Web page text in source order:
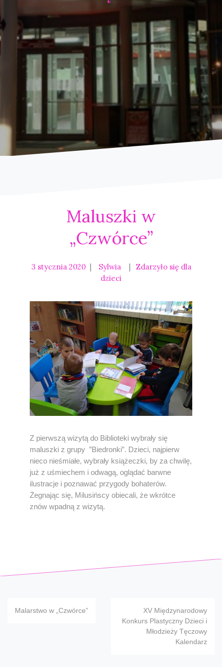
Maluszki w
„Czwórce”
3 stycznia 2020 Sylwia
Zdarzyło się dla
dzieci
Z pierwszą wizytą do Biblioteki wybrały się
maluszki z grupy ”Biedronki”. Dzieci, najpierw
nieco nieśmiałe, wybrały książeczki, by za chwilę,
już z uśmiechem i odwagą, oglądać barwne
ilustracje i poznawać przygody bohaterów.
Żegnając się, Milusińscy obiecali, że wkrótce
znów wpadną z wizytą.
Nawigacja
Malarstwo w „Czwórce”
XV Międzynarodowy
Konkurs Plastyczny Dzieci i
Młodzieży Tęczowy
Kalendarz